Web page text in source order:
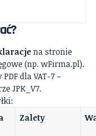
na stronie
(np. wFirma.pl).
dla VAT-7 –
JPK_V7.
Zalety